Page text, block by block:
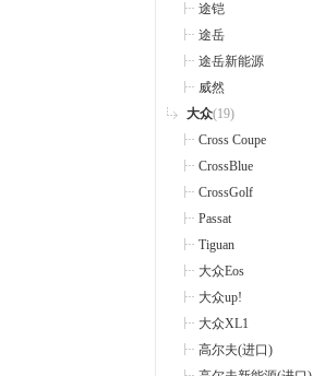
途铠
途岳
途岳新能源
威然
大众(19)
Cross Coupe
CrossBlue
CrossGolf
Passat
Tiguan
大众Eos
大众up!
大众XL1
高尔夫(进口)